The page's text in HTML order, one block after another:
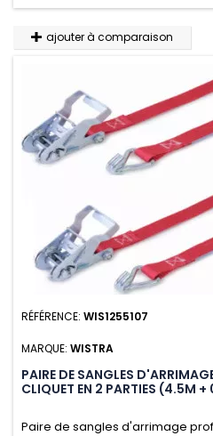
ajouter à comparaison
RÉFÉRENCE: WIS1255107
MARQUE: WISTRA
PAIRE DE SANGLES
CLIQUET EN 2 PARTIES (4.5M
Paire de sangles d'arrimage